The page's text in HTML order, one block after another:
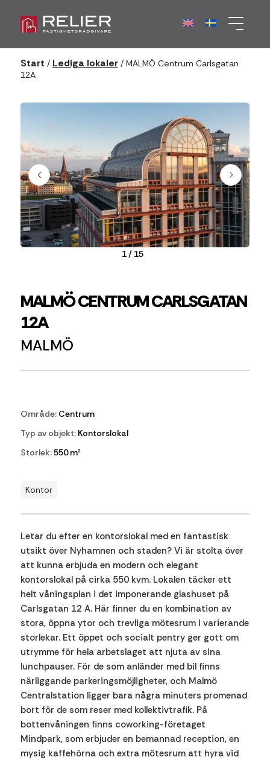
Start / Lediga lokaler/ MALMÖ Centrum Carlsgatan
12A
1/ 15
MALMÖ CENTRUM CARLSGATAN
12A
MALMÖ
Område:Centrum
Typ av objekt:Kontorslokal
Storlek:550 m²
Kontor
Letar du efter en kontorslokal med en fantastisk
utsikt över Nyhamnen och staden? Vi är stolta över
att kunna erbjuda en modern och elegant
kontorslokal på cirka 550 kvm. Lokalen täcker ett
helt våningsplan i det imponerande glashuset på
Carlsgatan 12 A. Här finner du en kombination av
stora, öppna ytor och trevliga mötesrum i varierande
storlekar. Ett öppet och socialt pentry ger gott om
utrymme för hela arbetslaget att njuta av sina
lunchpauser. För de som anländer med bil finns
närliggande parkeringsmöjligheter, och Malmö
Centralstation ligger bara några minuters promenad
bort för de som reser med kollektivtrafik. På
bottenvåningen finns coworking-företaget
Mindpark, som erbjuder en bemannad reception, en
mysig kaffehörna och extra mötesrum att hyra vid